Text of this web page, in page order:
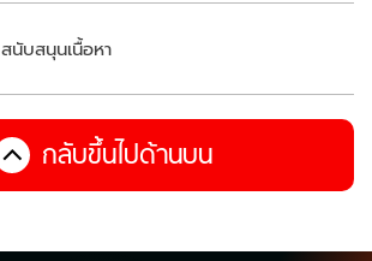
สนับสนุนเนื้อหา
กลับขึ้นไปด้านบน